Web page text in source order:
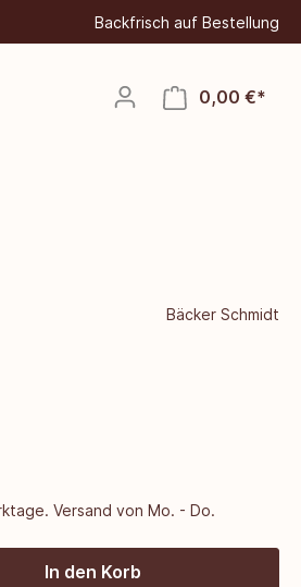
Backfrisch auf Bestellung
0,00 €*
Bäcker Schmidt
Versand von Mo. - Do.
In den Korb